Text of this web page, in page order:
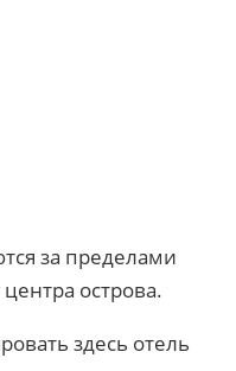
за пределами
острова.
здесь отель